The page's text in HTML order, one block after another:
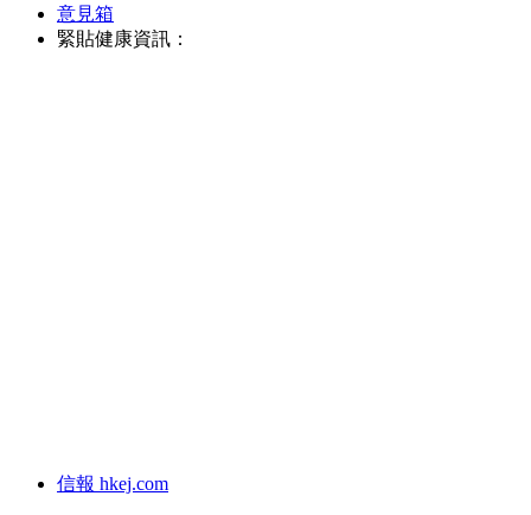
意見箱
緊貼健康資訊：
信報 hkej.com